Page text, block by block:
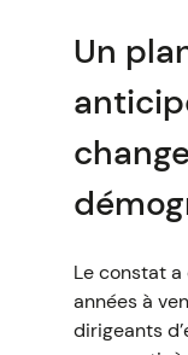
Un
Le constat
années à
dirigeants